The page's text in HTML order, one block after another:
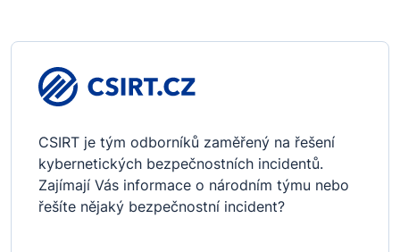
CSIRT je tým odborníků zaměřený na řešení
kybernetických bezpečnostních incidentů.
Zajímají Vás informace o národním týmu nebo
řešíte nějaký bezpečnostní incident?